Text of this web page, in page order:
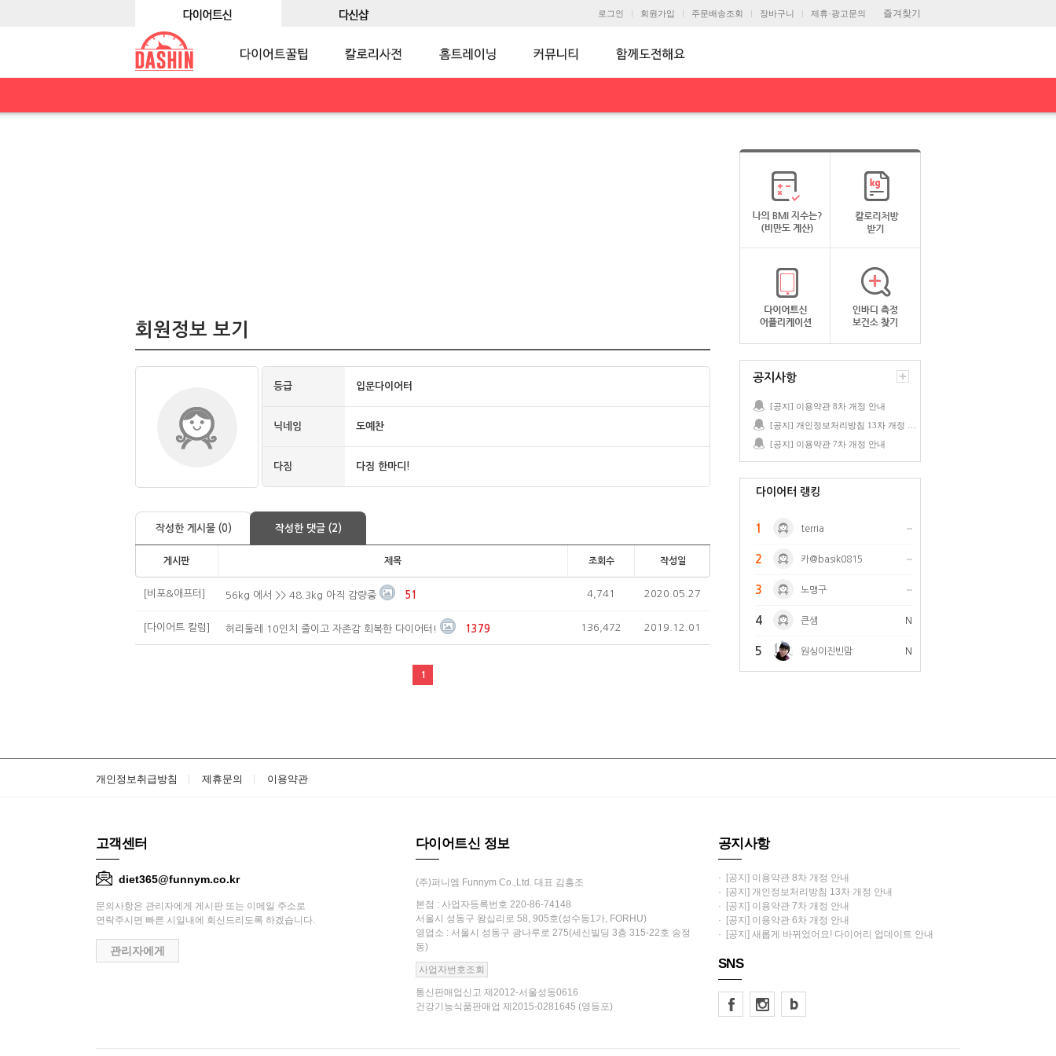
즐겨찾기
로그인 회원가입 주문배송조회 장바구니 제휴·광고문의
회원정보 보기
등급 입문다이어터
닉네임 도예찬
다짐 다짐 한마디!
작성한 게시물 (0) 작성한 댓글 (2)
게시판 제목 조회수 작성일
[비포&애프터] 56kg 에서 >> 48.3kg 아직 감량중 51 4,741 2020.05.27
[다이어트 칼럼] 허리둘레 10인치 줄이고 자존감 회복한 다이어터! 1379 136,472 2019.12.01
1
공지사항
[공지] 이용약관 8차 개정 안내
[공지] 이용약관 7차 개정 안내
다이어터 랭킹
1 terria
2 카@basik0815
3 노맹구
4 큰샘 N
5 원싱이진빈맘 N
개인정보취급방침 제휴문의 이용약관
고객센터
diet365@funnym.co.kr
문의사항은 관리자에게 게시판 또는 이메일 주소로
연락주시면 빠른 시일내에 회신드리도록 하겠습니다.
관리자에게
다이어트신 정보
(주)퍼니엠 Funnym Co.,Ltd. 대표 김흥조
본점 : 사업자등록번호 220-86-74148
서울시 성동구 왕십리로 58, 905호(성수동1가, FORHU)
영업소 : 서울시 성동구 광나루로 275(세신빌딩 3층 315-22호 송정
동)
사업자번호조회
통신판매업신고 제2012-서울성동0616
건강기능식품판매업 제2015-0281645 (영등포)
공지사항
· [공지] 이용약관 8차 개정 안내
· [공지] 개인정보처리방침 13차 개정 안내
· [공지] 이용약관 7차 개정 안내
· [공지] 이용약관 6차 개정 안내
· [공지] 새롭게 바뀌었어요! 다이어리 업데이트 안내
SNS